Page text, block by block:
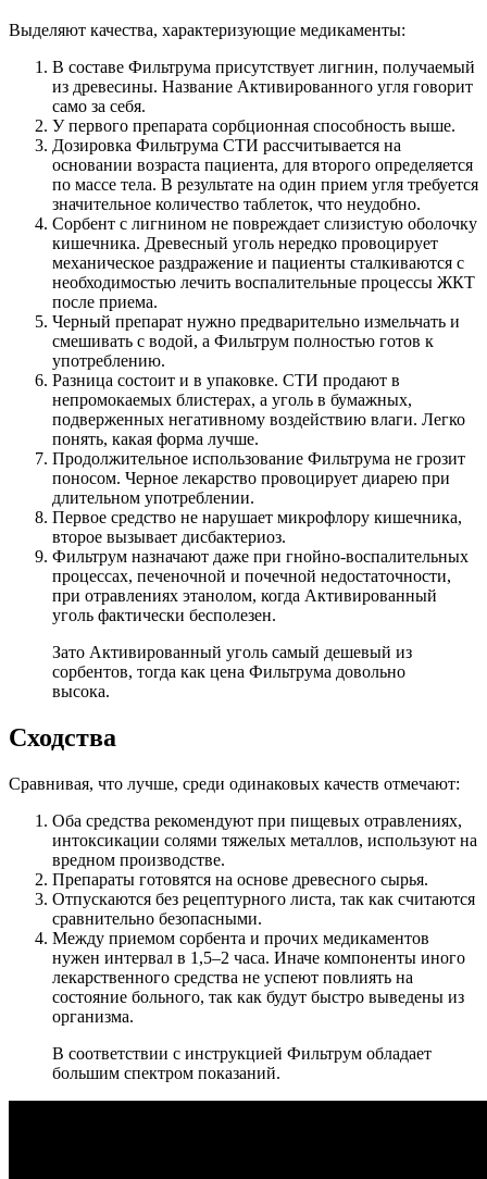
Выделяют качества, характеризующие медикаменты:
В составе Фильтрума присутствует лигнин, получаемый
из древесины. Название Активированного угля говорит
само за себя.
У первого препарата сорбционная способность выше.
Дозировка Фильтрума СТИ рассчитывается на
основании возраста пациента, для второго определяется
по массе тела. В результате на один прием угля требуется
значительное количество таблеток, что неудобно.
Сорбент с лигнином не повреждает слизистую оболочку
кишечника. Древесный уголь нередко провоцирует
механическое раздражение и пациенты сталкиваются с
необходимостью лечить воспалительные процессы ЖКТ
после приема.
Черный препарат нужно предварительно измельчать и
смешивать с водой, а Фильтрум полностью готов к
употреблению.
Разница состоит и в упаковке. СТИ продают в
непромокаемых блистерах, а уголь в бумажных,
подверженных негативному воздействию влаги. Легко
понять, какая форма лучше.
Продолжительное использование Фильтрума не грозит
поносом. Черное лекарство провоцирует диарею при
длительном употреблении.
Первое средство не нарушает микрофлору кишечника,
второе вызывает дисбактериоз.
Фильтрум назначают даже при гнойно-воспалительных
процессах, печеночной и почечной недостаточности,
при отравлениях этанолом, когда Активированный
уголь фактически бесполезен.
Зато Активированный уголь самый дешевый из
сорбентов, тогда как цена Фильтрума довольно
высока.
Сходства
Сравнивая, что лучше, среди одинаковых качеств отмечают:
Оба средства рекомендуют при пищевых отравлениях,
интоксикации солями тяжелых металлов, используют на
вредном производстве.
Препараты готовятся на основе древесного сырья.
Отпускаются без рецептурного листа, так как считаются
сравнительно безопасными.
Между приемом сорбента и прочих медикаментов
нужен интервал в 1,5–2 часа. Иначе компоненты иного
лекарственного средства не успеют повлиять на
состояние больного, так как будут быстро выведены из
организма.
В соответствии с инструкцией Фильтрум обладает
большим спектром показаний.